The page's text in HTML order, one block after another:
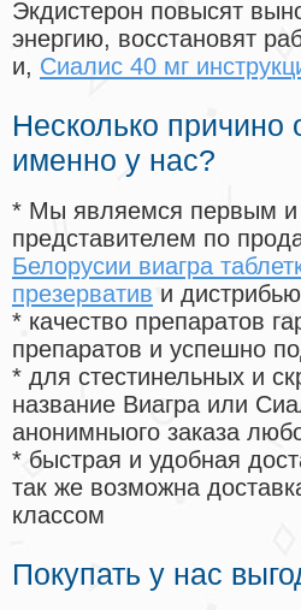
Экдистерон повысят
энергию, восстановят
и, Сиалис 40 мг
Несколько
именно у нас?
* Мы являемся первым и
представителем по
Белорусии виагра
презерватив и
* качество препаратов
препаратов и успешно
* для стестинельных и
название Виагра или
анонимныого заказа
* быстрая и удобная
так же возможна
классом
Покупать у нас